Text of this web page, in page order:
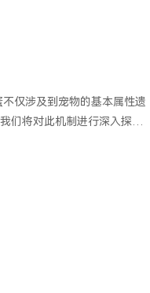
仅涉及到宠物的基本属性遗
们将对此机制进行深入探